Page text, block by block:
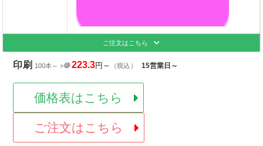
ご注文はこちら
印刷 100本～ >＠223.3円～ （税込） 15営業日～
価格表はこちら
ご注文はこちら